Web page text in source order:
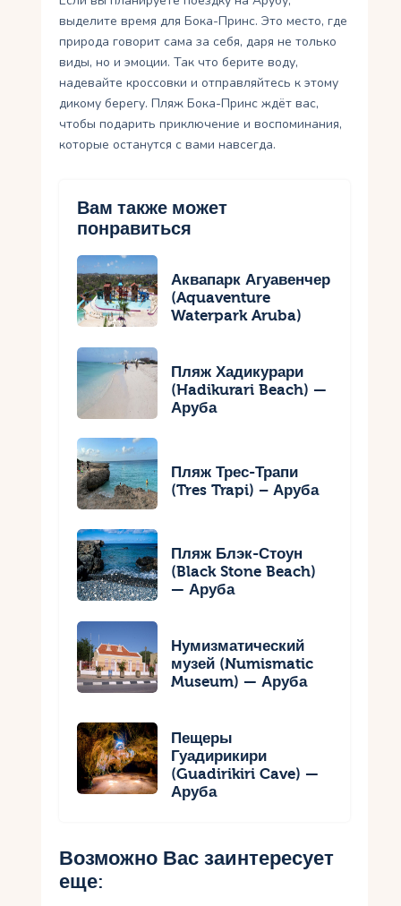
выделите время для Бока-Принс. Это место, где
природа говорит сама за себя, даря не только
виды, но и эмоции. Так что берите воду,
надевайте кроссовки и отправляйтесь к этому
дикому берегу. Пляж Бока-Принс ждёт вас,
чтобы подарить приключение и воспоминания,
которые останутся с вами навсегда.
Вам также может
понравиться
Аквапарк Агуавенчер
(Aquaventure
Waterpark Aruba)
Пляж Хадикурари
(Hadikurari Beach) —
Аруба
Пляж Трес-Трапи
(Tres Trapi) – Аруба
Пляж Блэк-Стоун
(Black Stone Beach)
— Аруба
Нумизматический
музей (Numismatic
Museum) — Аруба
Пещеры
Гуадирикири
(Guadirikiri Cave) —
Аруба
Возможно Вас заинтересует
еще: